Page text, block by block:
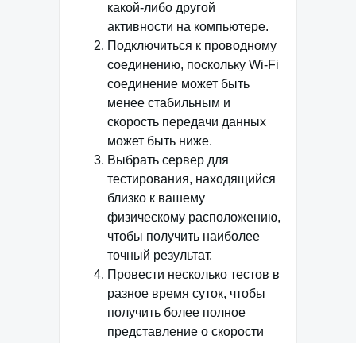
какой-либо другой
активности на компьютере.
Подключиться к проводному
соединению, поскольку Wi-Fi
соединение может быть
менее стабильным и
скорость передачи данных
может быть ниже.
Выбрать сервер для
тестирования, находящийся
близко к вашему
физическому расположению,
чтобы получить наиболее
точный результат.
Провести несколько тестов в
разное время суток, чтобы
получить более полное
представление о скорости